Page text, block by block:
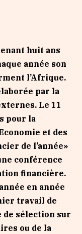
huit ans
année son
l’Afrique.
par la
Le 11
pour la
et des
de l’année»
conférence
financière.
en année
travail de
sélection sur
ou de la